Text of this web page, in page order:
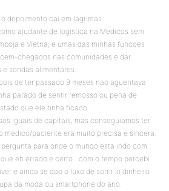
depoimento cai em lagrimas.
ajudante de logistica na Medicos sem
e Vietna; e umas das minhas funcoes
chegados nas comunidades e dar
sondas alimentares.
de ter passado 9 meses nao aguentava
parado de sentir remosso ou pena de
que ele tinha ficado.
iguais de capitais, mas conseguiamos ter
medico/paciente era muito precisa e sincera.
para onde o mundo esta indo com
eh errado e certo…com o tempo percebi
e ainda se dao o luxo de sorrir..o dinheiro
da moda ou smartphone do ano.